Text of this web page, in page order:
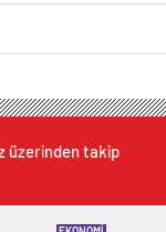
üzerinden takip